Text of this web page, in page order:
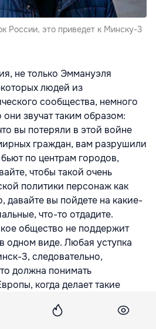
России, это приведет к Минску-3
не только Эммануэля
людей из
сообщества, немного
звучат таким образом:
вы потеряли в этой войне
граждан, вам разрушили
по центрам городов,
чтобы такой очень
политики персонаж как
давайте вы пойдете на какие-
что-то отдадите.
общество не поддержит
одном виде. Любая уступка
3, следовательно,
должна понимать
когда делает такие
Подоляк, передает
rbc.ua